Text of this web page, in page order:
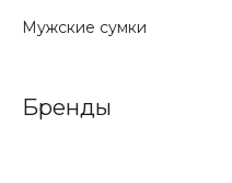
Мужские сумки
Бренды